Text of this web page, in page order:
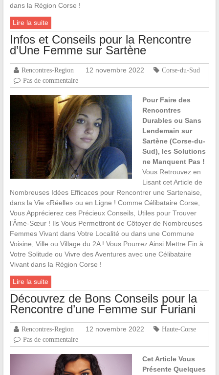
dans la Région Corse !
Lire la suite
Infos et Conseils pour la Rencontre
d’Une Femme sur Sartène
Rencontres-Region 12 novembre 2022
Corse-du-Sud
Pas de commentaire
Pour Faire des
Rencontres
Durables ou Sans
Lendemain sur
Sartène (Corse-du-
Sud), les Solutions
ne Manquent Pas !
Vous Retrouvez en
Lisant cet Article de
Nombreuses Idées Efficaces pour Rencontrer une Sartenaise,
dans la Vie «Réelle» ou en Ligne ! Comme Célibataire Corse,
Vous Apprécierez ces Précieux Conseils, Utiles pour Trouver
l’Âme-Sœur ! Ils Vous Permettront de Côtoyer de Nombreuses
Femmes Vivant dans Votre Localité ou dans une Commune
Voisine, Ville ou Village du 2A ! Vous Pourrez Ainsi Mettre Fin à
Votre Solitude ou Vivre des Aventures avec une Célibataire
Vivant dans la Région Corse !
Lire la suite
Découvrez de Bons Conseils pour la
Rencontre d’une Femme sur Furiani
Rencontres-Region 12 novembre 2022
Haute-Corse
Pas de commentaire
Cet Article Vous
Présente Quelques